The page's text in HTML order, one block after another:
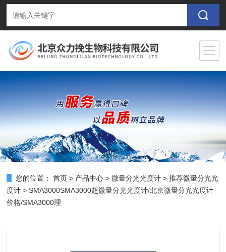
您的位置： 首页 > 产品中心 >微量分光光度计 >推荐微量分光光
度计 > SMA3000SMA3000超微量分光光度计/北京微量分光光度计
价格/SMA3000理